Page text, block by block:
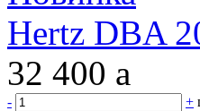
Hertz DBA
32 400 a
- +